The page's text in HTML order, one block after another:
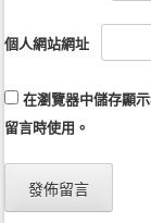
個人網站網址
在瀏覽器中儲存顯
留言時使用。